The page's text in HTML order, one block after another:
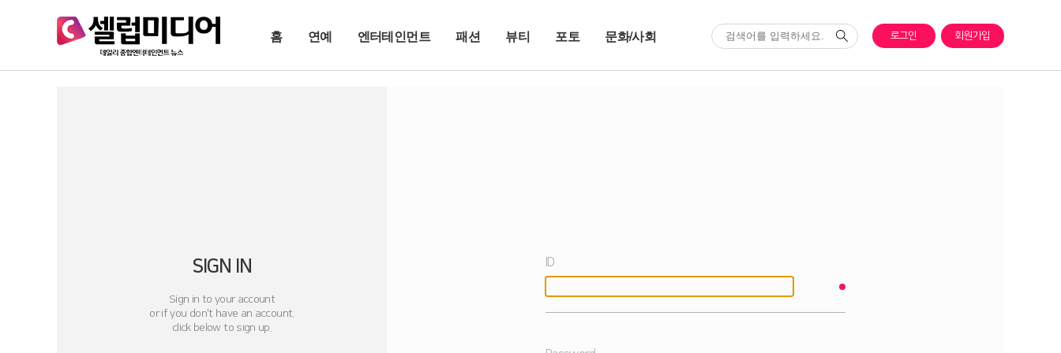
로그인 회원가입
홈 연예 엔터테인먼트 패션 뷰티 포토 문화/사회
SIGN IN
Sign in to your account
or if you don't have an account.
click below to sign up.
ID